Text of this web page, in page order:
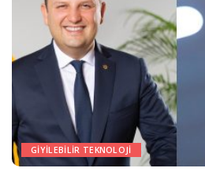
GIYILEBILIR TEKNOLOJI